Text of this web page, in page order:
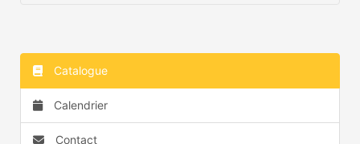
Catalogue
Calendrier
Contact